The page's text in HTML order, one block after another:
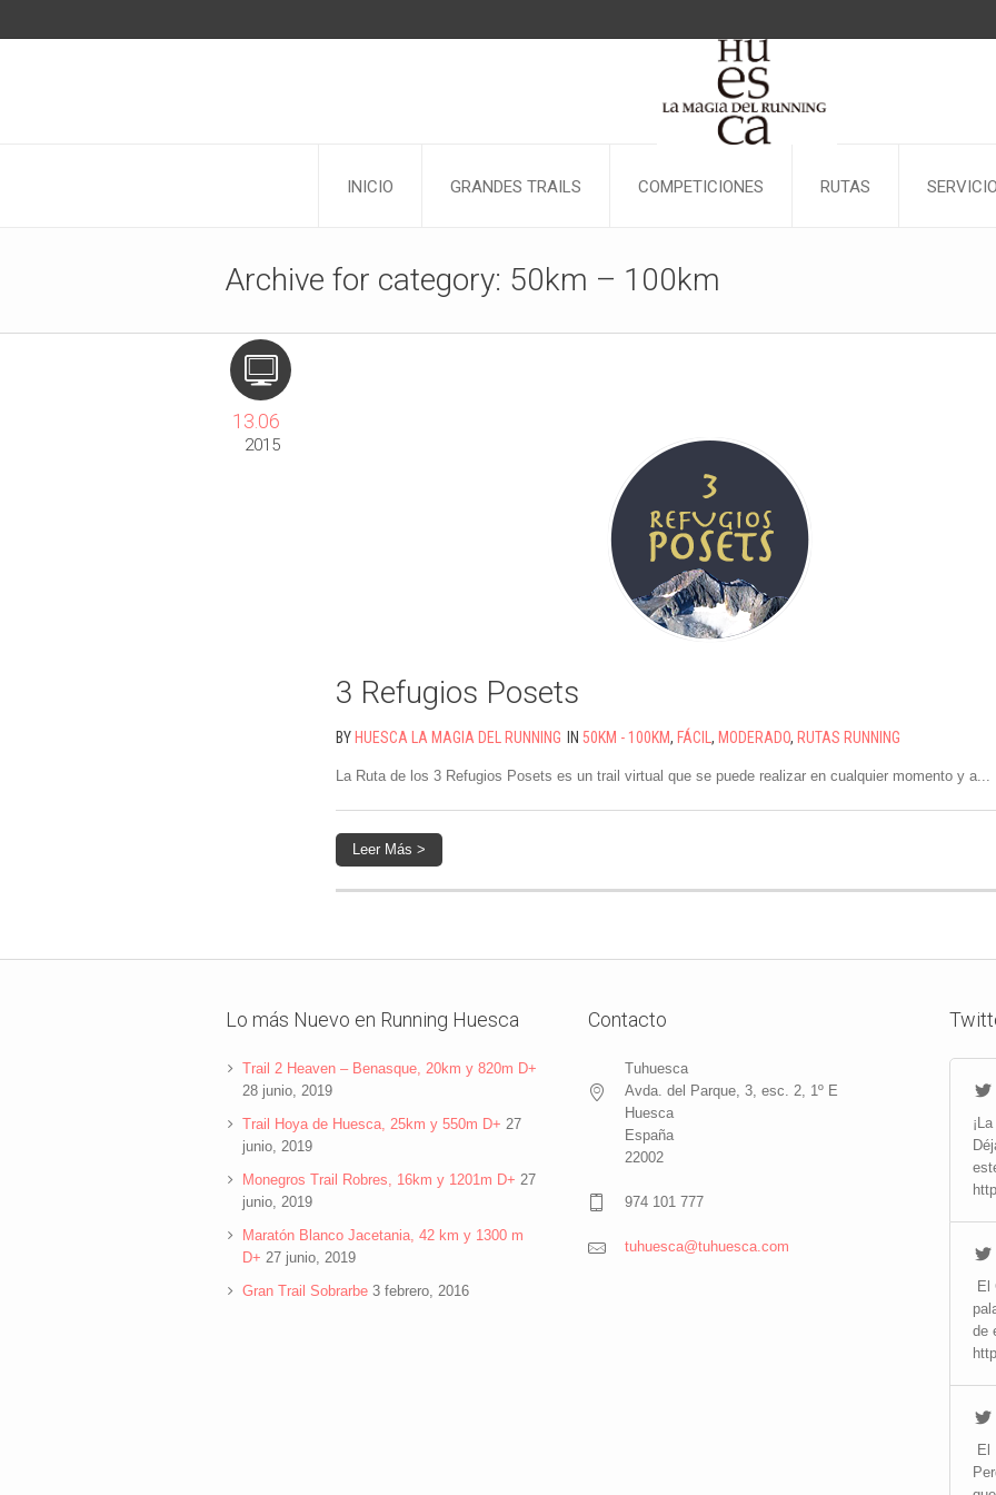
INICIO GRANDES TRAILS COMPETICIONES RUTAS
Archive for category: 50km – 100km
13.06
2015
3 Refugios Posets
BY HUESCA LA MAGIA DEL RUNNING IN 50KM - 100KM, FÁCIL , MODERADO, RUTAS RUNNING
La Ruta de los 3 Refugios Posets es un trail virtual que se puede realizar en cualquier momento y a...
Leer Más >
Lo más Nuevo en Running Huesca
Trail 2 Heaven – Benasque, 20km y 820m D+
28 junio, 2019
Trail Hoya de Huesca, 25km y 550m D+ 27
junio, 2019
Monegros Trail Robres, 16km y 1201m D+ 27
junio, 2019
Maratón Blanco Jacetania, 42 km y 1300 m
D+ 27 junio, 2019
Gran Trail Sobrarbe 3 febrero, 2016
Contacto
Tuhuesca
Avda. del Parque, 3, esc. 2, 1º E
Huesca
España
22002
974 101 777
tuhuesca@tuhuesca.com
El
de
El